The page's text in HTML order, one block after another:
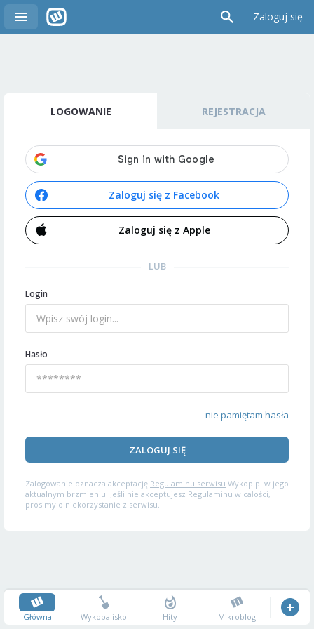
Zaloguj się
LOGOWANIE REJESTRACJA
Zaloguj się z Facebook
Zaloguj się z Apple
LUB
Login
Hasło
nie pamiętam hasła
ZALOGUJ SIĘ
Zalogowanie oznacza akceptację Regulaminu serwisu Wykop.pl w jego
aktualnym brzmieniu. Jeśli nie akceptujesz Regulaminu w całości,
prosimy o niekorzystanie z serwisu.
Główna Wykopalisko Hity Mikroblog